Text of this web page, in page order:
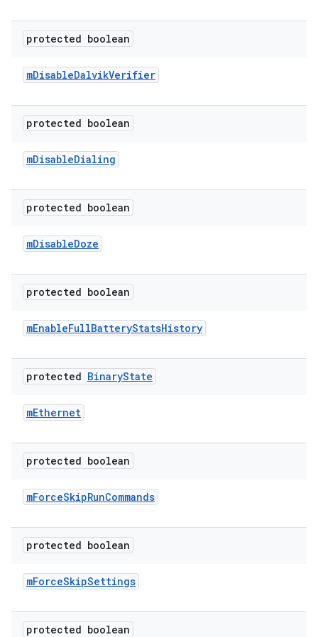
protected boolean
mDisableDalvikVerifier
protected boolean
mDisableDialing
protected boolean
mDisableDoze
protected boolean
mEnableFullBatteryStatsHistory
protected BinaryState
mEthernet
protected boolean
mForceSkipRunCommands
protected boolean
mForceSkipSettings
protected boolean